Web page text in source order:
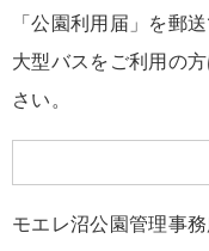
「公園利用届」を郵
大型バスをご利用の
さい。
モエレ沼公園管理事